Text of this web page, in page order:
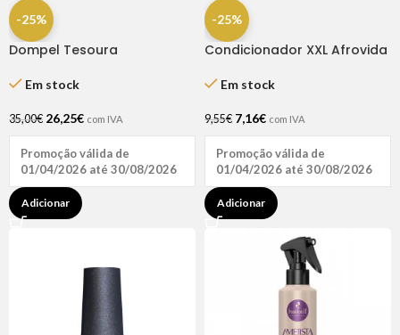
-25%
Dompel Tesoura
Navalha 6.5″
Em stock
35,00€ 26,25€ com IVA
Promoção válida de
01/04/2026 até 30/08/2026
Adicionar
-25%
Condicionador XXL Afrovida
Em stock
9,55€ 7,16€ com IVA
Promoção válida de
01/04/2026 até 30/08/2026
Adicionar